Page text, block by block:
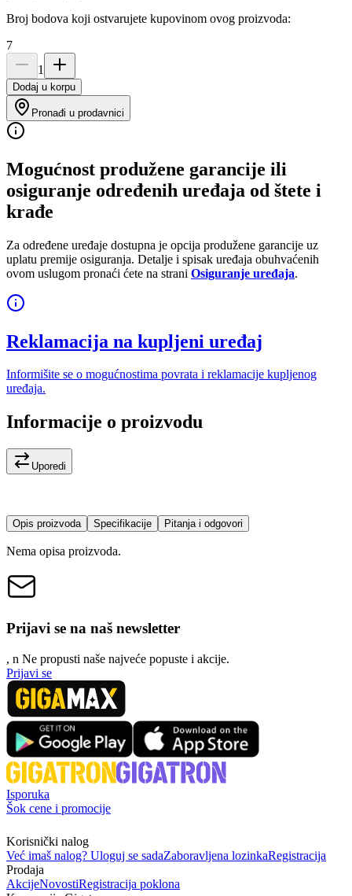
Broj bodova koji ostvarujete kupovinom ovog proizvoda:
7
1
Dodaj u korpu
Pronađi u prodavnici
Mogućnost produžene garancije ili
osiguranje određenih uređaja od štete i
krađe
Za određene uređaje dostupna je opcija produžene garancije uz
uplatu premije osiguranja. Detalje i spisak uređaja obuhvaćenih
ovom uslugom pronaći ćete na strani Osiguranje uređaja.
Reklamacija na kupljeni uređaj
Informišite se o mogućnostima povrata i reklamacije kupljenog
uređaja.
Informacije o proizvodu
Uporedi
Opis proizvoda Specifikacije Pitanja i odgovori
Nema opisa proizvoda.
Prijavi se na naš newsletter
, n Ne propusti naše najveće popuste i akcije.
Prijavi se
Isporuka
Šok cene i promocije
Korisnički nalog
Već imaš nalog? Uloguj se sadaZaboravljena lozinkaRegistracija
Prodaja
AkcijeNovostiRegistracija poklona